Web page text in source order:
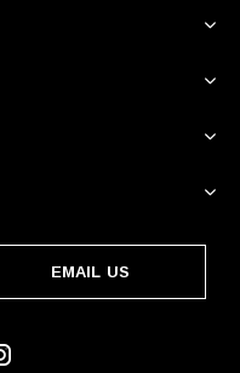
EMAIL US